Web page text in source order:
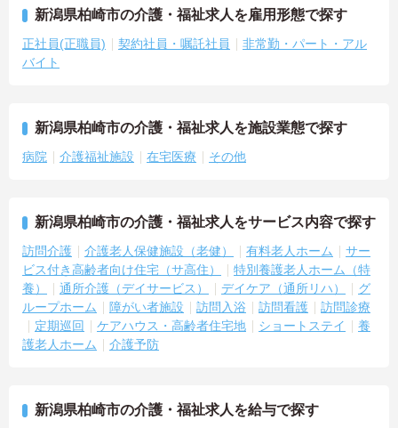
新潟県柏崎市の介護・福祉求人を雇用形態で探す
正社員(正職員) 契約社員・嘱託社員
非常勤・パート・アル
バイト
新潟県柏崎市の介護・福祉求人を施設業態で探す
病院 介護福祉施設 在宅医療 その他
新潟県柏崎市の介護・福祉求人をサービス内容で探す
訪問介護 介護老人保健施設（老健） 有料老人ホーム
サー
ビス付き高齢者向け住宅（サ高住）
特別養護老人ホーム（特
養）
通所介護（デイサービス） デイケア（通所リハ）
グ
ループホーム
障がい者施設 訪問入浴 訪問看護
訪問診療
定期巡回
ケアハウス・高齢者住宅地 ショートステイ
養
護老人ホーム
介護予防
新潟県柏崎市の介護・福祉求人を給与で探す